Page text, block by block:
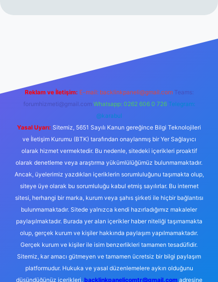
Reklam ve İletişim: E-mail: backlinkpaneli@gmail.com Teams:
forumhizmeti@gmail.com Whatsapp: 0262 606 0 726 Telegram:
@karabul
Yasal Uyarı: Sitemiz, 5651 Sayılı Kanun gereğince Bilgi Teknolojileri
ve İletişim Kurumu (BTK) tarafından onaylanmış bir Yer Sağlayıcı
olarak hizmet vermektedir. Bu nedenle, sitedeki içerikleri proaktif
olarak denetleme veya araştırma yükümlülüğümüz bulunmamaktadır.
Ancak, üyelerimiz yazdıkları içeriklerin sorumluluğunu taşımakta olup,
siteye üye olarak bu sorumluluğu kabul etmiş sayılırlar. Bu internet
sitesi, herhangi bir marka, kurum veya şahıs şirketi ile hiçbir bağlantısı
bulunmamaktadır. Sitede yalnızca kendi hazırladığımız makaleler
paylaşılmaktadır. Burada yer alan içerikler haber niteliği taşımamakta
olup, gerçek kurum ve kişiler hakkında paylaşım yapılmamaktadır.
Gerçek kurum ve kişiler ile isim benzerlikleri tamamen tesadüfidir.
Sitemiz, kar amacı gütmeyen ve tamamen ücretsiz bir bilgi paylaşım
platformudur. Hukuka ve yasal düzenlemelere aykırı olduğunu
düşündüğünüz içerikleri, backlinkpanelicomtr@gmail.comadresine